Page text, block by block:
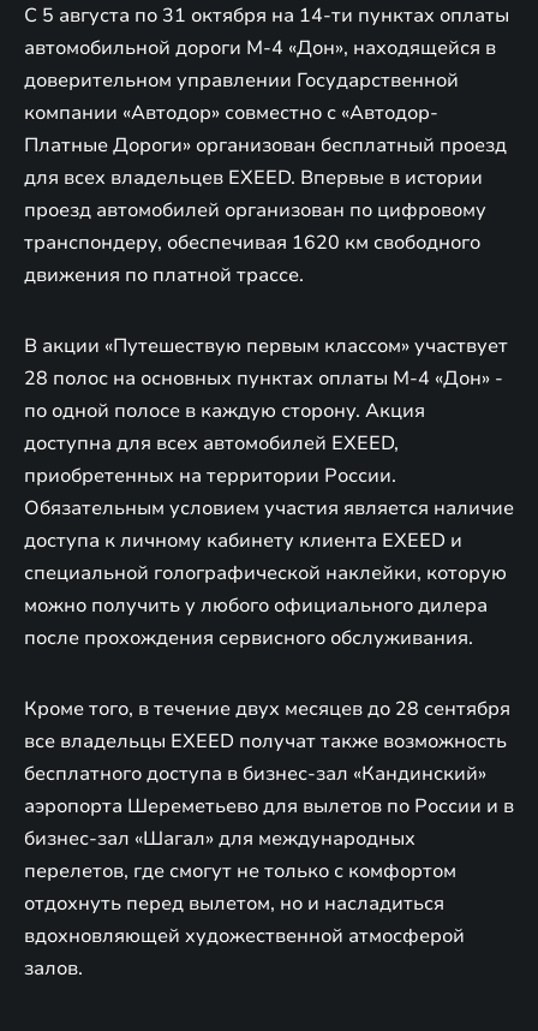
С 5 августа по 31 октября на 14-ти пунктах оплаты
автомобильной дороги М-4 «Дон», находящейся в
доверительном управлении Государственной
компании «Автодор» совместно с «Автодор-
Платные Дороги» организован бесплатный проезд
для всех владельцев EXEED. Впервые в истории
проезд автомобилей организован по цифровому
транспондеру, обеспечивая 1620 км свободного
движения по платной трассе.
В акции «Путешествую первым классом» участвует
28 полос на основных пунктах оплаты М-4 «Дон» -
по одной полосе в каждую сторону. Акция
доступна для всех автомобилей EXEED,
приобретенных на территории России.
Обязательным условием участия является наличие
доступа к личному кабинету клиента EXEED и
специальной голографической наклейки, которую
можно получить у любого официального дилера
после прохождения сервисного обслуживания.
Кроме того, в течение двух месяцев до 28 сентября
все владельцы EXEED получат также возможность
бесплатного доступа в бизнес-зал «Кандинский»
аэропорта Шереметьево для вылетов по России и в
бизнес-зал «Шагал» для международных
перелетов, где смогут не только с комфортом
отдохнуть перед вылетом, но и насладиться
вдохновляющей художественной атмосферой
залов.